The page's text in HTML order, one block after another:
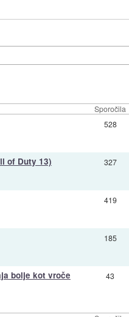
Sporočila
528
of Duty 13) 327
419
185
bolje kot vroče 43